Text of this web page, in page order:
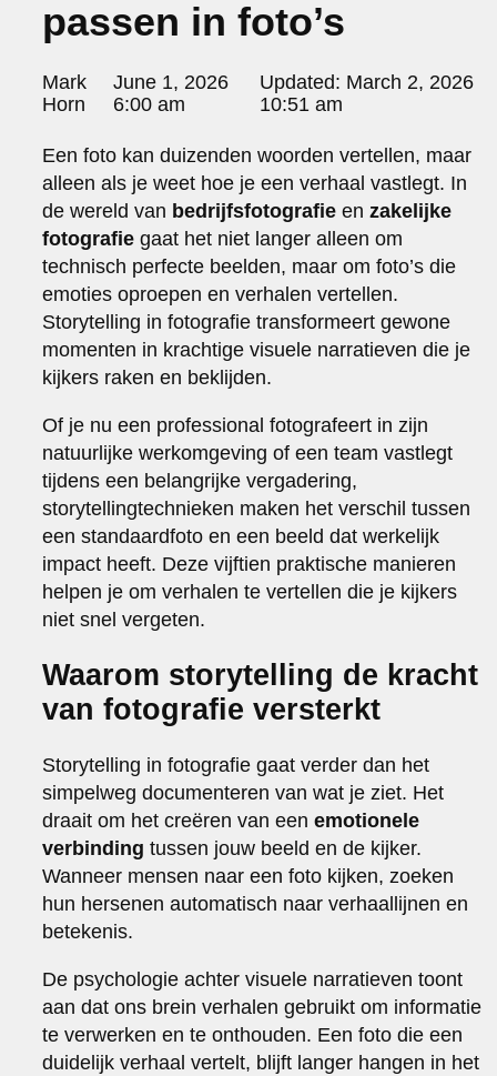
portraits 2
portraits 3
fd gazellen 2014
sanoma view 2014 – annual report
het zuiderlicht
thomas van luyn
various
parool christmas special
editorial
travel
commercial
fashion
contact
info@markhorn.nl
about
passen in foto’s
Posted
by:
Mark
Horn
June 1, 2026
6:00 am
Updated: March 2, 2026
10:51 am
Een foto kan duizenden woorden vertellen, maar
alleen als je weet hoe je een verhaal vastlegt. In
de wereld van bedrijfsfotografie enzakelijke
fotografie gaat het niet langer alleen om
technisch perfecte beelden, maar om foto’s die
emoties oproepen en verhalen vertellen.
Storytelling in fotografie transformeert gewone
momenten in krachtige visuele narratieven die je
kijkers raken en beklijden.
Of je nu een professional fotografeert in zijn
natuurlijke werkomgeving of een team vastlegt
tijdens een belangrijke vergadering,
storytellingtechnieken maken het verschil tussen
een standaardfoto en een beeld dat werkelijk
impact heeft. Deze vijftien praktische manieren
helpen je om verhalen te vertellen die je kijkers
niet snel vergeten.
Waarom storytelling de kracht
van fotografie versterkt
Storytelling in fotografie gaat verder dan het
simpelweg documenteren van wat je ziet. Het
draait om het creëren van eenemotionele
verbinding tussen jouw beeld en de kijker.
Wanneer mensen naar een foto kijken, zoeken
hun hersenen automatisch naar verhaallijnen en
betekenis.
De psychologie achter visuele narratieven toont
aan dat ons brein verhalen gebruikt om informatie
te verwerken en te onthouden. Een foto die een
duidelijk verhaal vertelt, blijft langer hangen in het